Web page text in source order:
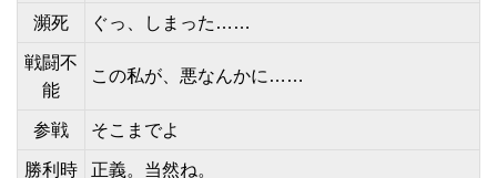
瀕死 ぐっ、しまった……
戦闘不
能
この私が、悪なんかに……
参戦 そこまでよ
勝利時 正義。当然ね。